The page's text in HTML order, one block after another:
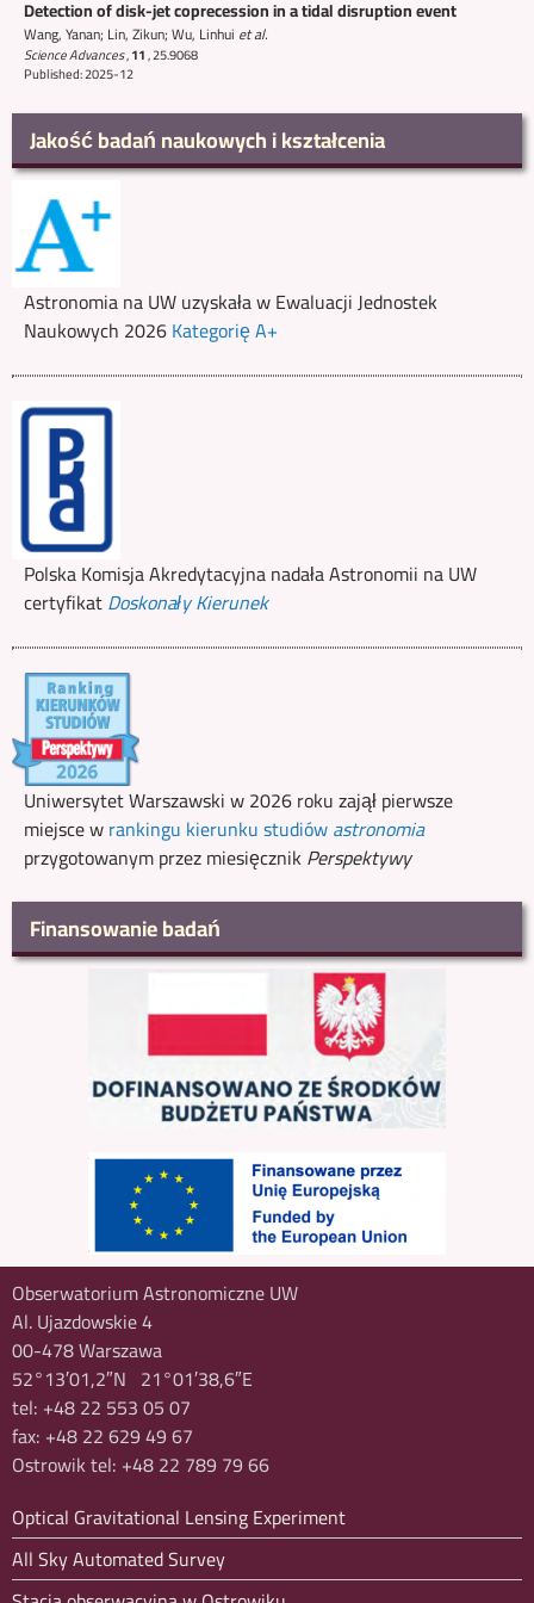
Detection of disk-jet coprecession in a tidal disruption event
Wang, Yanan; Lin, Zikun; Wu, Linhui et al.
Science Advances,11,25.9068
Published: 2025-12
Jakość badań naukowych i kształcenia
Astronomia na UW uzyskała w Ewaluacji Jednostek
Naukowych 2026Kategorię A+
Polska Komisja Akredytacyjna nadała Astronomii na UW
certyfikatDoskonały Kierunek
Uniwersytet Warszawski w 2026 roku zajął pierwsze
miejsce wrankingu kierunku studiówastronomia
przygotowanym przez miesięcznikPerspektywy
Finansowanie badań
Obserwatorium Astronomiczne UW
Al. Ujazdowskie 4
00-478 Warszawa
52°13′01,2″N 21°01′38,6″E
tel: +48 22 553 05 07
fax: +48 22 629 49 67
Ostrowik tel: +48 22 789 79 66
Optical Gravitational Lensing Experiment
All Sky Automated Survey